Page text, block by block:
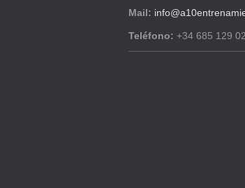
Mail:
Teléfono: +34 685 129